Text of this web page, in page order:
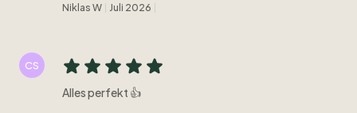
Niklas W Juli 2026
CS
Alles perfekt 👍